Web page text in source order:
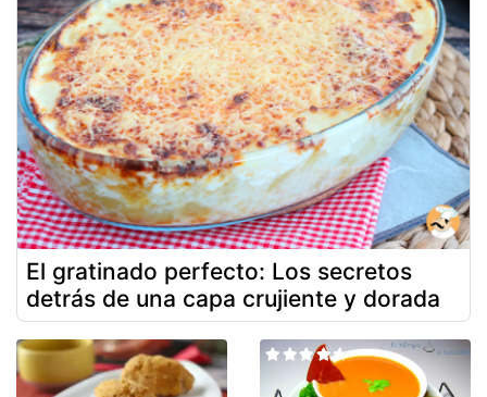
El gratinado perfecto: Los secretos
detrás de una capa crujiente y dorada